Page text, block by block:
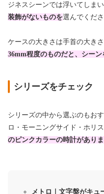
ジネスシーンでは浮いてしまい
装飾がないものを選んでくださ
ケースの大きさは手首の大き
36mm程度のものだと、シー
シリーズをチェック
シリーズの中から選ぶのもお
ロ・モーニングサイド・ホリ
のピンクカラーの時計があり
メトロ｜文字盤がキュ